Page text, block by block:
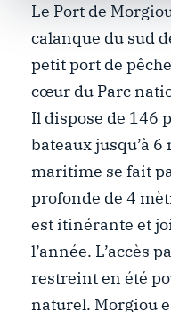
Le Port de
calanque du sud
petit port de
cœur du Parc
Il dispose de 146
bateaux jusqu’à 6
maritime se fait
profonde de 4
est itinérante et
l’année. L’accès
restreint en été
naturel. Morgiou